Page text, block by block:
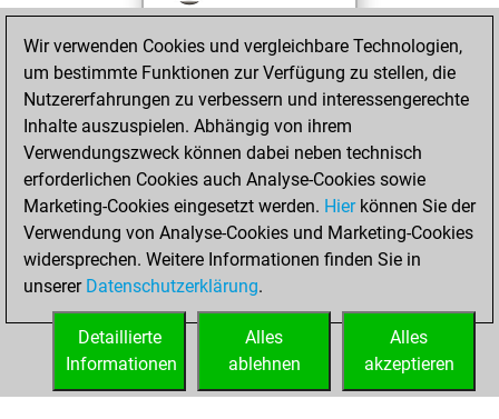
against Fritz
Fritz
You achieved a
BeautyScore of 14
You achieved a
new Elo of 1624
You created
your Fritz account
You played 3
blitz games
Play
You scored +1
=0 -2 in blitz
Wir verwenden Cookies und vergleichbare Technologien,
um bestimmte Funktionen zur Verfügung zu stellen, die
Nutzererfahrungen zu verbessern und interessengerechte
Inhalte auszuspielen. Abhängig von ihrem
Verwendungszweck können dabei neben technisch
erforderlichen Cookies auch Analyse-Cookies sowie
Marketing-Cookies eingesetzt werden. Hierkönnen Sie der
Verwendung von Analyse-Cookies und Marketing-Cookies
widersprechen. Weitere Informationen finden Sie in
unserer Datenschutzerklärung.
Alles
akzeptieren
Alles
ablehnen
Detaillierte
Informationen